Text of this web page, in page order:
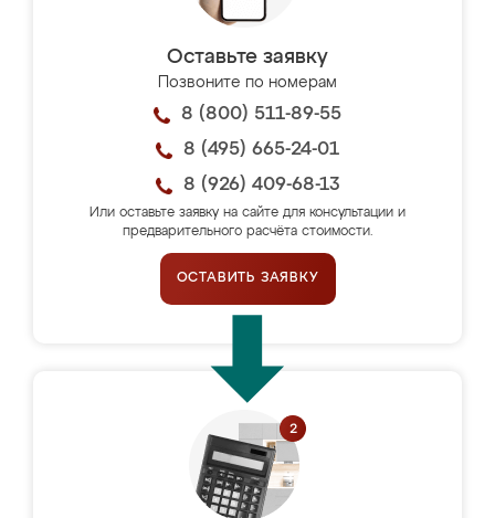
Оставьте заявку
Позвоните по номерам
8 (800) 511-89-55
8 (495) 665-24-01
8 (926) 409-68-13
Или оставьте заявку на сайте для консультации и
предварительного расчёта стоимости.
ОСТАВИТЬ ЗАЯВКУ